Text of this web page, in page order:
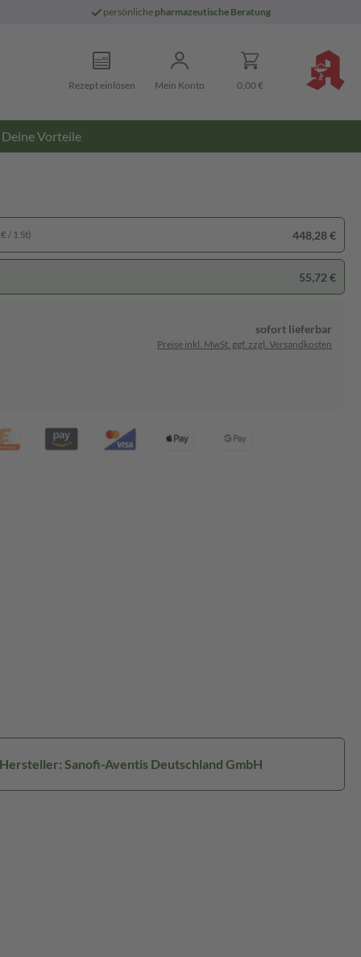
persönliche pharmazeutische Beratung
Rezept einlösen Mein Konto 0,00 €
Deine Vorteile
/ 1 St) 448,28 €
55,72 €
sofort lieferbar
Preise inkl. MwSt. ggf. zzgl. Versandkosten
Hersteller: Sanofi-Aventis Deutschland GmbH